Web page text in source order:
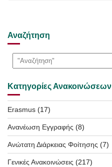
Αναζήτηση
Κατηγορίες Ανακοινώσεων
Erasmus (17)
Ανανέωση Εγγραφής (8)
Ανώτατη Διάρκειας Φοίτησης (7)
Γενικές Ανακοινώσεις (217)